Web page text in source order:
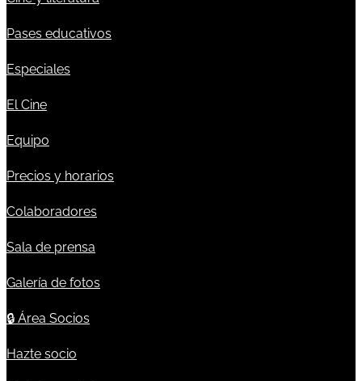
Pases educativos
Especiales
El Cine
Equipo
Precios y horarios
Colaboradores
Sala de prensa
Galería de fotos
🔒 Área Socios
Hazte socio